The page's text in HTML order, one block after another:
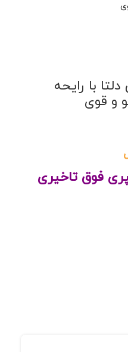
با رایحه
و قوی
فوق تاخیری